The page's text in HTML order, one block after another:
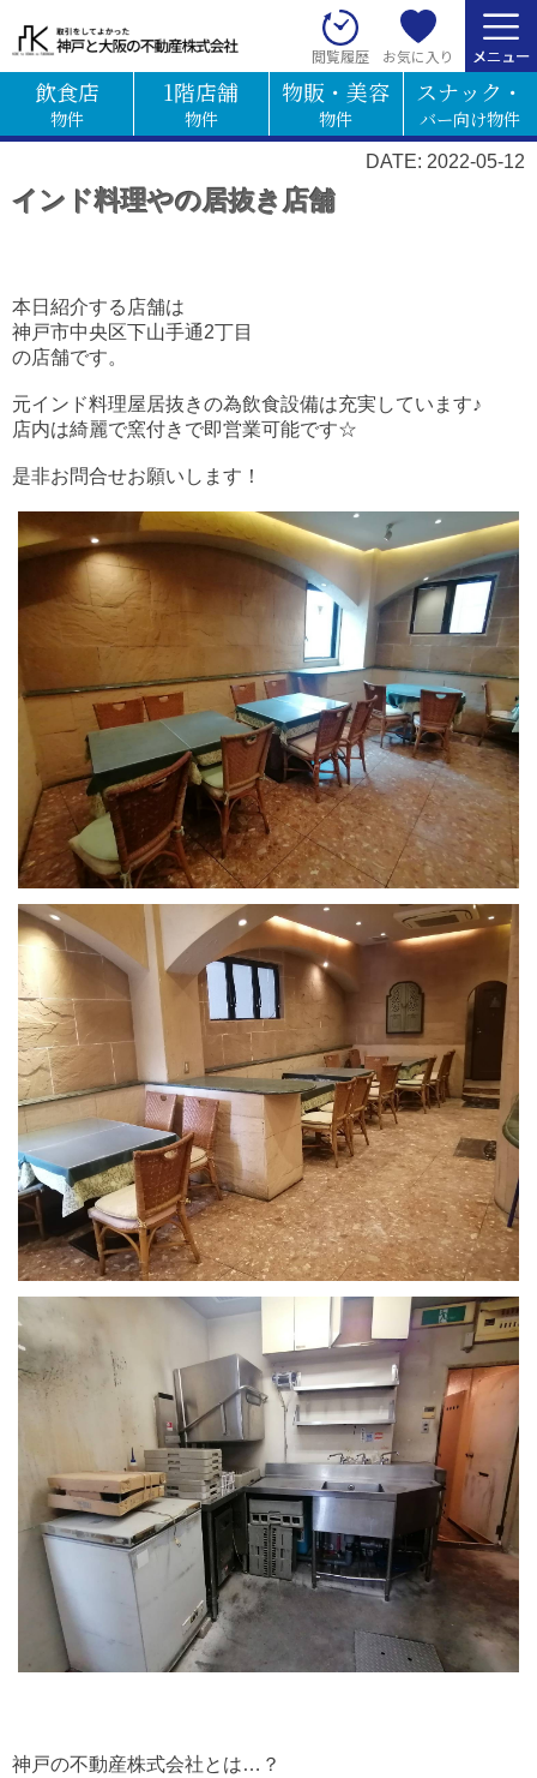
閲覧履歴 お気に入り
飲食店
物件
1階店舗
物件
物販・美容
物件
スナック・
バー向け物件
DATE: 2022-05-12
インド料理やの居抜き店舗
本日紹介する店舗は
神戸市中央区下山手通2丁目
の店舗です。
元インド料理屋居抜きの為飲食設備は充実しています♪
店内は綺麗で窯付きで即営業可能です☆
是非お問合せお願いします！
神戸の不動産株式会社とは…？